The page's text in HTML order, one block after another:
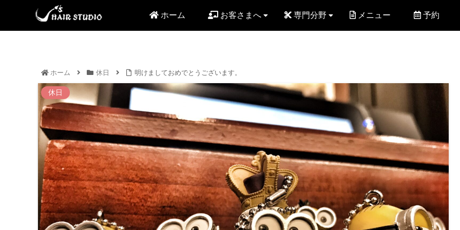
ホーム お客さまへ 専門分野 メニュー 予約
ホーム 休日 明けましておめでとうございます。
休日